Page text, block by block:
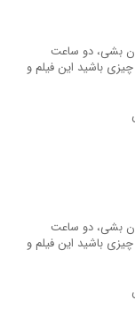
بشی، دو ساعت
باشید این فیلم و
بشی، دو ساعت
باشید این فیلم و